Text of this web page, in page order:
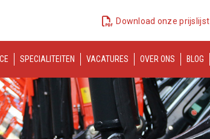
Download onze prijslijst
SPECIALITEITEN VACATURES OVER ONS BLOG